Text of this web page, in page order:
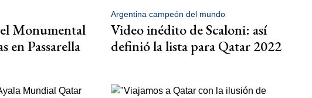
Monumental
en Passarella
Argentina campeón del mundo
Video inédito de Scaloni: así
definió la lista para Qatar 2022